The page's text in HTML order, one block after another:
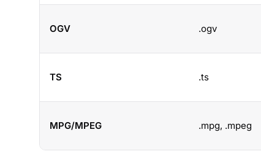
OGV .ogv
TS .ts
MPG/MPEG .mpg, .mpeg